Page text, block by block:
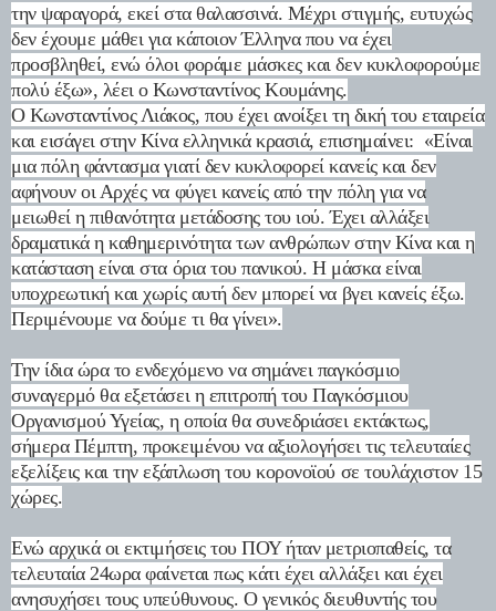
την ψαραγορά, εκεί στα θαλασσινά. Μέχρι στιγμής, ευτυχώς
δεν έχουμε μάθει για κάποιον Έλληνα που να έχει
προσβληθεί, ενώ όλοι φοράμε μάσκες και δεν κυκλοφορούμε
πολύ έξω», λέει ο Κωνσταντίνος Κουμάνης.
Ο Κωνσταντίνος Λιάκος, που έχει ανοίξει τη δική του εταιρεία
και εισάγει στην Κίνα ελληνικά κρασιά, επισημαίνει: «Είναι
μια πόλη φάντασμα γιατί δεν κυκλοφορεί κανείς και δεν
αφήνουν οι Αρχές να φύγει κανείς από την πόλη για να
μειωθεί η πιθανότητα μετάδοσης του ιού. Έχει αλλάξει
δραματικά η καθημερινότητα των ανθρώπων στην Κίνα και η
κατάσταση είναι στα όρια του πανικού. Η μάσκα είναι
υποχρεωτική και χωρίς αυτή δεν μπορεί να βγει κανείς έξω.
Περιμένουμε να δούμε τι θα γίνει».
Την ίδια ώρα το ενδεχόμενο να σημάνει παγκόσμιο
συναγερμό θα εξετάσει η επιτροπή του Παγκόσμιου
Οργανισμού Υγείας, η οποία θα συνεδριάσει εκτάκτως,
σήμερα Πέμπτη, προκειμένου να αξιολογήσει τις τελευταίες
εξελίξεις και την εξάπλωση του κορονοϊού σε τουλάχιστον 15
χώρες.
Ενώ αρχικά οι εκτιμήσεις του ΠΟΥ ήταν μετριοπαθείς, τα
τελευταία 24ωρα φαίνεται πως κάτι έχει αλλάξει και έχει
ανησυχήσει τους υπεύθυνους. Ο γενικός διευθυντής του